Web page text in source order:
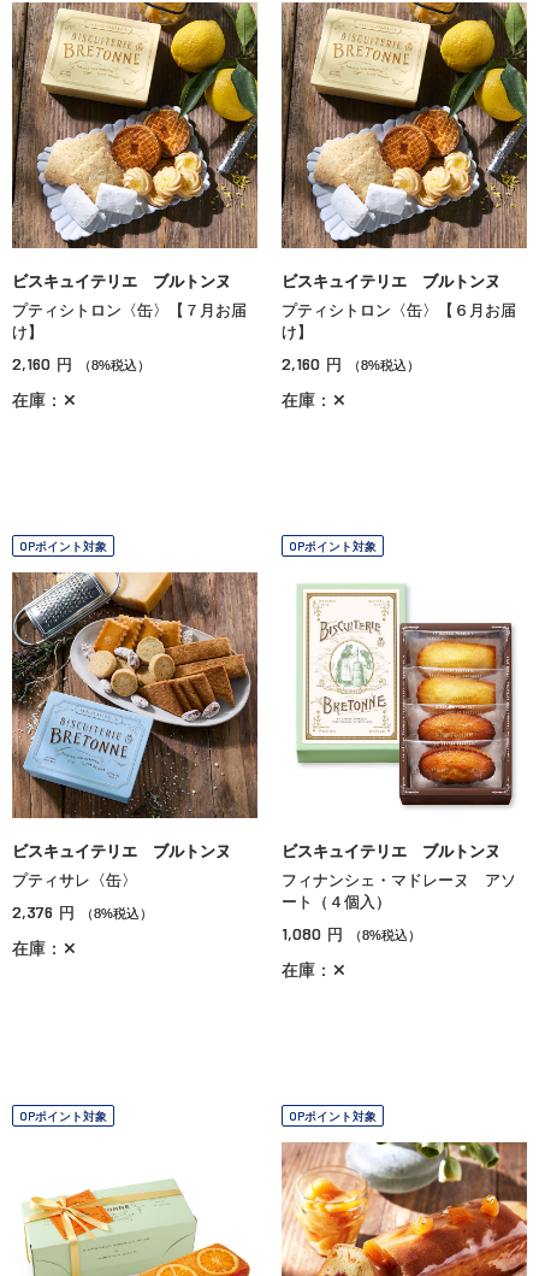
ビスキュイテリエ ブルトンヌ
プティシトロン〈缶〉【７月お届
け】
2,160 円 （8%税込）
在庫：✕
ビスキュイテリエ ブルトンヌ
プティシトロン〈缶〉【６月お届
け】
2,160 円 （8%税込）
在庫：✕
OPポイント対象
ビスキュイテリエ ブルトンヌ
プティサレ〈缶〉
2,376 円 （8%税込）
在庫：✕
OPポイント対象
ビスキュイテリエ ブルトンヌ
フィナンシェ・マドレーヌ アソ
ート（４個入）
1,080 円 （8%税込）
在庫：✕
OPポイント対象 OPポイント対象